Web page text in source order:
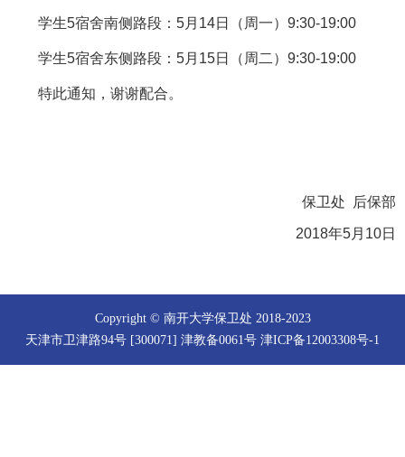
学生5宿舍南侧路段：5月14日（周一）9:30-19:00
学生5宿舍东侧路段：5月15日（周二）9:30-19:00
特此通知，谢谢配合。
保卫处 后保部
2018年5月10日
Copyright © 南开大学保卫处 2018-2023
天津市卫津路94号 [300071] 津教备0061号 津ICP备12003308号-1